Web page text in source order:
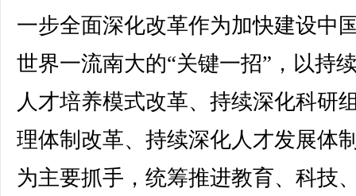
一步全面深化改革作为加快建设中
世界一流南大的“关键一招”，以持
人才培养模式改革、持续深化科研
理体制改革、持续深化人才发展体
为主要抓手，统筹推进教育、科技